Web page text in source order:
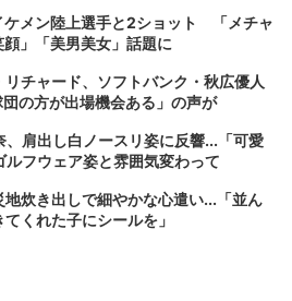
ケメン陸上選手と2ショット 「メチャ
」「美男美女」話題に
チャード、ソフトバンク・秋広優人
の方が出場機会ある」の声が
、肩出し白ノースリ姿に反響...「可愛
フウェア姿と雰囲気変わって
炊き出しで細やかな心遣い...「並ん
くれた子にシールを」